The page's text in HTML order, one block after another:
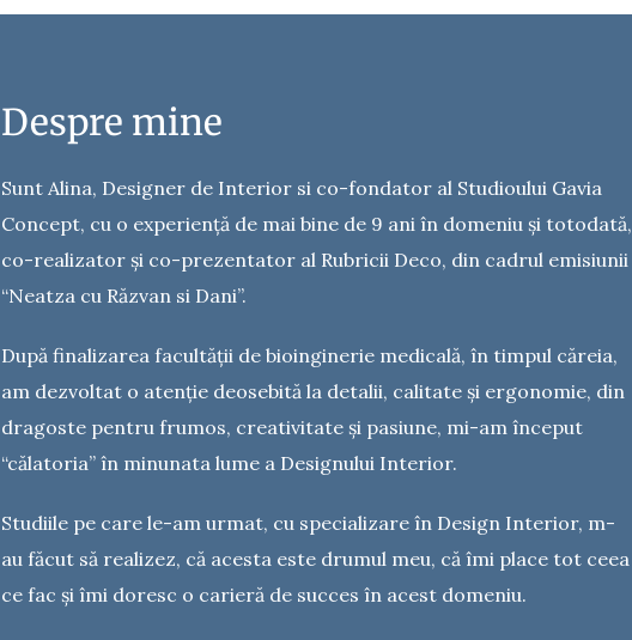
Despre mine
Sunt Alina, Designer de Interior si co-fondator al Studioului Gavia
Concept, cu o experiență de mai bine de 9 ani în domeniu și totodată,
co-realizator și co-prezentator al Rubricii Deco, din cadrul emisiunii
“Neatza cu Răzvan si Dani”.
După finalizarea facultății de bioinginerie medicală, în timpul căreia,
am dezvoltat o atenție deosebită la detalii, calitate și ergonomie, din
dragoste pentru frumos, creativitate și pasiune, mi-am început
“călatoria” în minunata lume a Designului Interior.
Studiile pe care le-am urmat, cu specializare în Design Interior, m-
au făcut să realizez, că acesta este drumul meu, că îmi place tot ceea
ce fac și îmi doresc o carieră de succes în acest domeniu.